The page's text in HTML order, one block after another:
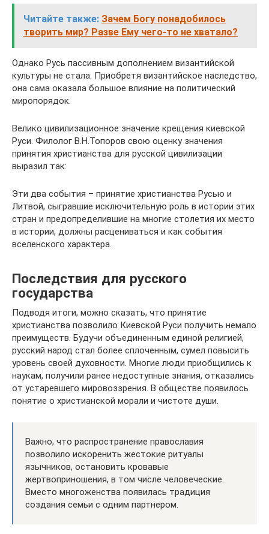
Читайте также: Зачем Богу понадобилось
творить мир? Разве Ему чего-то не хватало?
Однако Русь пассивным дополнением византийской
культуры не стала. Приобретя византийское наследство,
она сама оказала большое влияние на политический
миропорядок.
Велико цивилизационное значение крещения киевской
Руси. Филолог В.Н.Топоров свою оценку значения
принятия христианства для русской цивилизации
выразил так:
Эти два события – принятие христианства Русью и
Литвой, сыгравшие исключительную роль в истории этих
стран и предопределившие на многие столетия их место
в истории, должны расцениваться и как события
вселенского характера.
Последствия для русского
государства
Подводя итоги, можно сказать, что принятие
христианства позволило Киевской Руси получить немало
преимуществ. Будучи объединенным единой религией,
русский народ стал более сплоченным, сумел повысить
уровень своей духовности. Многие люди приобщились к
наукам, получили ранее недоступные знания, отказались
от устаревшего мировоззрения. В обществе появилось
понятие о христианской морали и чистоте души.
Важно, что распространение православия
позволило искоренить жестокие ритуалы
язычников, остановить кровавые
жертвоприношения, в том числе человеческие.
Вместо многоженства появилась традиция
создания семьи с одним партнером.